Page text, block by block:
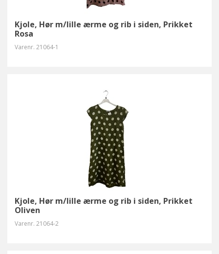
Kjole, Hør m/lille ærme og rib i siden, Prikket
Rosa
Varenr. 21064-1
Kjole, Hør m/lille ærme og rib i siden, Prikket
Oliven
Varenr. 21064-2